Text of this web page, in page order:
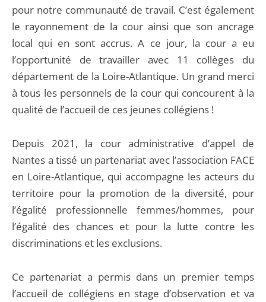
pour notre communauté de travail. C’est également
le rayonnement de la cour ainsi que son ancrage
local qui en sont accrus. A ce jour, la cour a eu
l’opportunité de travailler avec 11 collèges du
département de la Loire-Atlantique. Un grand merci
à tous les personnels de la cour qui concourent à la
qualité de l’accueil de ces jeunes collégiens !
Depuis 2021, la cour administrative d’appel de
Nantes a tissé un partenariat avec l’association FACE
en Loire-Atlantique, qui accompagne les acteurs du
territoire pour la promotion de la diversité, pour
l’égalité professionnelle femmes/hommes, pour
l’égalité des chances et pour la lutte contre les
discriminations et les exclusions.
Ce partenariat a permis dans un premier temps
l’accueil de collégiens en stage d’observation et va